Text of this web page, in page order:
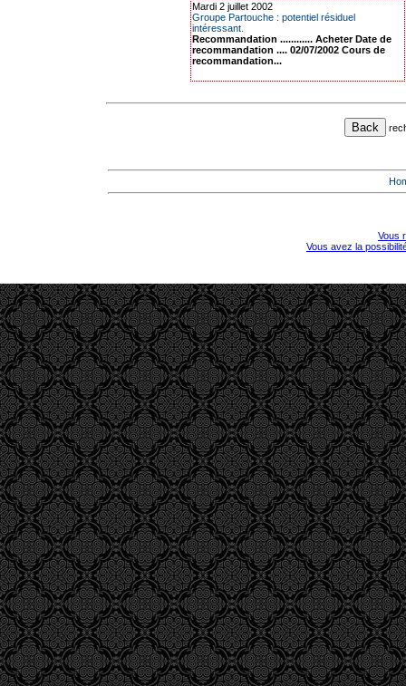
Mardi 2 juillet 2002
Groupe Partouche : potentiel résiduel
intéressant.
Recommandation ............ Acheter Date de
recommandation .... 02/07/2002 Cours de
recommandation...
Vous
Vous avez la